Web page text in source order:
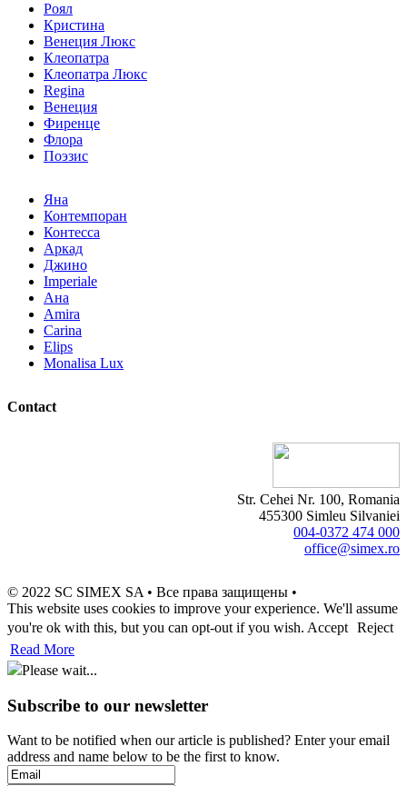
Роял
Кристина
Венеция Люкс
Клеопатра
Клеопатра Люкс
Regina
Венеция
Фиренце
Флора
Поэзис
Яна
Контемпоран
Контесса
Аркад
Джино
Imperiale
Ана
Amira
Carina
Elips
Monalisa Lux
Contact
Str. Cehei Nr. 100, Romania
455300 Simleu Silvaniei
004-0372 474 000
office@simex.ro
© 2022 SC SIMEX SA • Все права защищены •
This website uses cookies to improve your experience. We'll assume
you're ok with this, but you can opt-out if you wish. Accept Reject
Read More
Please wait...
Subscribe to our newsletter
Want to be notified when our article is published? Enter your email
address and name below to be the first to know.